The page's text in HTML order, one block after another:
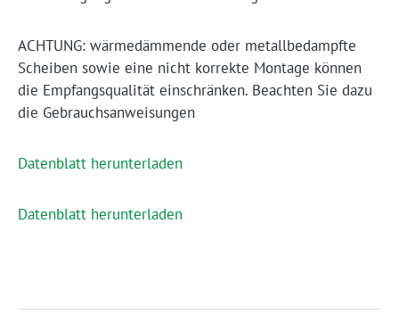
ACHTUNG: wärmedämmende oder metallbedampfte
Scheiben sowie eine nicht korrekte Montage können
die Empfangsqualität einschränken. Beachten Sie dazu
die Gebrauchsanweisungen
Datenblatt herunterladen
Datenblatt herunterladen